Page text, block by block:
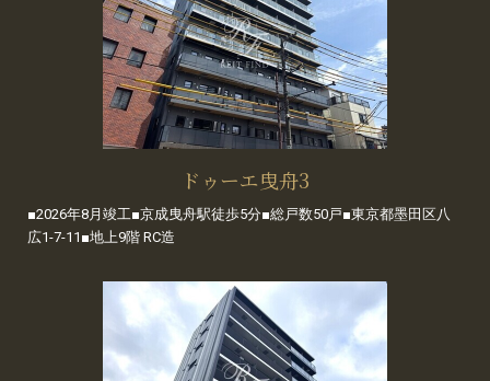
ドゥーエ曳舟3
■2026年8月竣工■京成曳舟駅徒歩5分■総戸数50戸■東京都墨田区八
広1-7-11■地上9階 RC造